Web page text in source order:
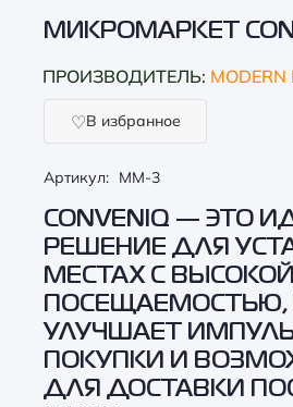
МИКРОМАРКЕТ
ПРОИЗВОДИТЕЛЬ: MODERN
В избранное
Артикул: MM-3
CONVENIQ — ЭТО
РЕШЕНИЕ ДЛЯ
МЕСТАХ С ВЫСОКОЙ
ПОСЕЩАЕМОСТЬЮ,
УЛУЧШАЕТ
ПОКУПКИ И
ДЛЯ ДОСТАВКИ